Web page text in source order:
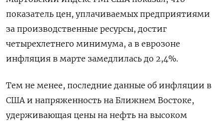
показатель цен, уплачиваемых предприятиями
за производственные ресурсы, достиг
четырехлетнего минимума, а в еврозоне
инфляция в марте замедлилась до 2,4%.
Тем не менее, последние данные об инфляции в
США и напряженность на Ближнем Востоке,
удерживающая цены на нефть на высоком